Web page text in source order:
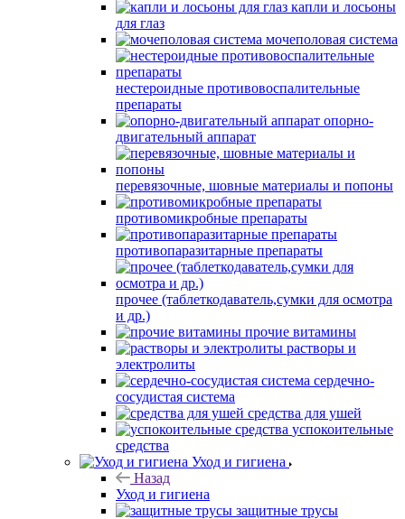
капли и лосьоны
для глаз
мочеполовая система
нестероидные противовоспалительные
препараты
опорно-
двигательный аппарат
перевязочные, шовные материалы и попоны
противомикробные препараты
противопаразитарные препараты
прочее (таблеткодаватель,сумки для осмотра
и др.)
прочие витамины
растворы и
электролиты
сердечно-
сосудистая система
средства для ушей
успокоительные
средства
Уход и гигиена
Назад
Уход и гигиена
защитные трусы